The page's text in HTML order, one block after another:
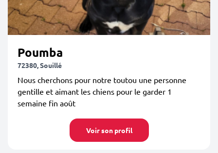
Poumba
72380, Souillé
Nous cherchons pour notre toutou une personne
gentille et aimant les chiens pour le garder 1
semaine fin août
Voir son profil